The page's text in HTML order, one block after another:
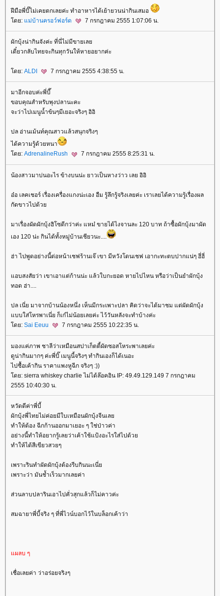
ฝีมือพี่บิ๊ไม่เคยตกเลยค่ะ ทำอาหารได้เย้ายวนน่ากินเสมอ
ดย: ม่บ้านครอว์ฟอร์ด 7 กรกฎาคม 2555 1:07:06 น.
ผักบุ้งน่ากินจังค่ะ ที่นี่ไม่มีขายเล
เดี๋ยวกลับไทยจะกินทุกวันให้หายอยากค่ะ
ดย: ALDI 7 กรกฎาคม 2555 4:38:55 น.
มาอีกจอบค่ะพี่บี๊
ขอบคุณสำหรับพุงปลานะคะ
จะว่าไปเมนูน้ำข้นๆมีเยอะจริงๆ อิอิ
ปล อ่านเม้นท์คุณสาวแล้วสนุกจริงๆ
ได้ความรู้ด้วยหนา
ดย: AdrenalineRush 7 กรกฎาคม 2555 8:25:31 น.
น้องสาวมาบ่นอะไร ข้างบนน่ะ ยาวเป็นหางว่าว เลย อิอิ
อ๋อ เลคเชอร์ เรื่องเครื่องแกงน่ะเอง อืม รู้ลึกรู้จริงเลยค่ะ เราเลยได้ความรู้เรื่องผล
กัดขาวไปด้ว
มาเรื่องผัดผักบุ้งฮิโซดีกว่าค่ะ แหม๋ ขายได้ไงจานละ 120 บาท ถ้าซื้อผักบุ้งมาผัด
เอง 120 น่ะ กินได้ทั้งหมู่บ้านเชียวนะ....
ฮ่า ไปพูดอย่างนี้ต่อหน้าเชฟร้านเจ๊ เขา มีหวังโดนเชฟ เอากะทะตบปากแน่ๆ ฮี่ฮี่
อบสงสัยว่า เขาเอาแต่ก้านน่ะ แล้วใบกะยอด หายไปไหน หรือว่าเป็นยำผักบุ้ง
ทอด ฮ่า....
ปล เนี่ย มาจากบ้านน้องหนึ่ง เห็นมีกระเพาะปลา คิดว่าจะได้มาชม แต่ผัดผักบุ้ง
บบใส่โหรพาเนี่ย ก็เก๋ไม่น้อยเลยค่ะ ไว้วันหลังจะทำบ้างค่ะ
ดย: Sai Eeuu 7 กรกฎาคม 2555 10:22:35 น.
มองแค่ภาพ ชาลีว่าเหมือนสปาเก็ตตี้ผัดซอสโหระพาเลยค่ะ
ดูน่ากินมากๆ ค่ะพี่บิ๊ เมนูนี้จริงๆ ทำกินเองก็ได้เนอะ
ไปซื้อเค้ากิน ราคาแพงหูฉีก จริงๆ :))
ดย: sierra whiskey charlie ไม่ได้ล๊อคอิน IP: 49.49.129.149 7 กรกฎาคม
2555 10:40:30 น.
หวัดดีค่าพี่บี้
ผักบุ้งพี่ไทยไม่ค่อยมีใบเหมือนผักบุ้งจีนเล
ทำให้ต้อง ฉีกก้านออกมาเยอะ ๆ ใช่ป่าวค่า
อย่างนี้ทำให้อยากรู้เลยว่าเค้าใช้แป้งอะไรใส่ไปด้ว
ทำให้ได้สีเขียวสวยๆ
เพราะรินทำผัดผักบุ้งต้องรีบกินนะเนี่
เพราะว่า มันช้ำเร็วมากเลยค่า
ส่วนลาบปลารินเอาไปคั่วสุกแล้วก็ไม่คาวค่ะ
สมฉายาพี่บี้จริง ๆ ที่พี่ไวน์บอกไว้ในบล็อกเค้าว่า
ผลบ ๆ
เชื่อเลยค่า ว่าอร่อยจริงๆ